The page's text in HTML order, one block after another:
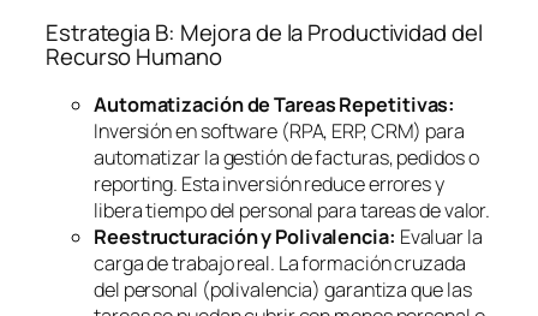
Estrategia B: Mejora de la Productividad del
Recurso Humano
Automatización de Tareas Repetitivas:
Inversión ensoftware(RPA, ERP, CRM) para
automatizar la gestión de facturas, pedidos o
reporting. Esta inversión reduce errores y
libera tiempo del personal para tareas de valor.
Reestructuración y Polivalencia: Evaluar la
carga de trabajo real. La formación cruzada
del personal (polivalencia) garantiza que las